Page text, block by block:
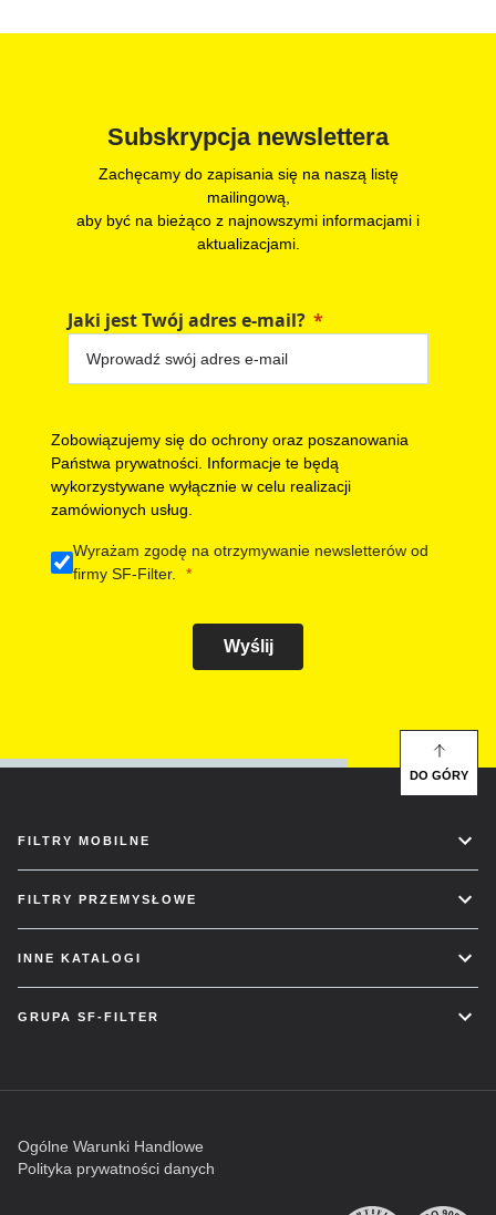
Subskrypcja newslettera
Zachęcamy do zapisania się na naszą listę
mailingową,
aby być na bieżąco z najnowszymi informacjami i
aktualizacjami.
Jaki jest Twój adres e-mail?
Zobowiązujemy się do ochrony oraz poszanowania
Państwa prywatności. Informacje te będą
wykorzystywane wyłącznie w celu realizacji
zamówionych usług.
Wyrażam zgodę na otrzymywanie newsletterów od
firmy SF-Filter.
Wyślij
FILTRY MOBILNE
FILTRY PRZEMYSŁOWE
INNE KATALOGI
GRUPA SF-FILTER
Ogólne Warunki Handlowe
Polityka prywatności danych
DO GÓRY